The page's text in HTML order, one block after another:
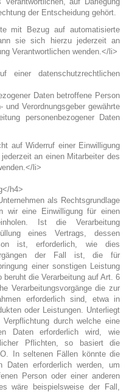
der Entscheidung gehört.
mit Bezug auf automatisierte
sie sich hierzu jederzeit an
Verantwortlichen wenden.</li>
datenschutzrechtlichen
Daten betroffene Person
Verordnungsgeber gewährte
personenbezogener Daten
auf Widerruf einer Einwilligung
an einen Mitarbeiter des
li>
h4>
als Rechtsgrundlage
wir eine Einwilligung für einen
Ist die Verarbeitung
eines Vertrags, dessen
ist, erforderlich, wie dies
der Fall ist, die für
einer sonstigen Leistung
die Verarbeitung auf Art. 6
Verarbeitungsvorgänge die zur
erforderlich sind, etwa in
oder Leistungen. Unterliegt
durch welche eine
Daten erforderlich wird, wie
Pflichten, so basiert die
In seltenen Fällen könnte die
Daten erforderlich werden, um
Person oder einer anderen
wäre beispielsweise der Fall,